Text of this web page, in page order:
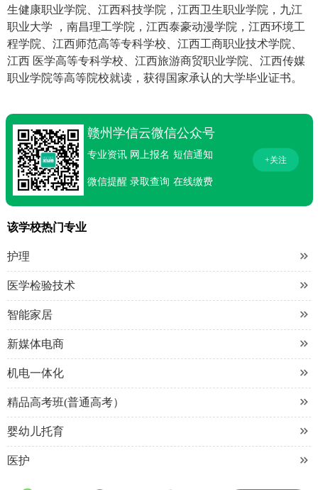
生健康职业学院、江西科技学院，江西卫生职业学院，九江
职业大学 ，南昌理工学院，江西泰豪动漫学院，江西环境工
程学院、江西师范高等专科学校、江西工商职业技术学院、
江西 医学高等专科学校、江西旅游商贸职业学院、江西传媒
职业学院等高等院校就读，获得国家承认的大学毕业证书。
赣州学信云微信公众号
专业资讯 网上报名 短信通知
微信提醒 录取查询 在线缴费
+关注
该学校热门专业

护理

医学检验技术

智能家居

新媒体电商

机电一体化

精品高考班(普通高考）

婴幼儿托育

医护